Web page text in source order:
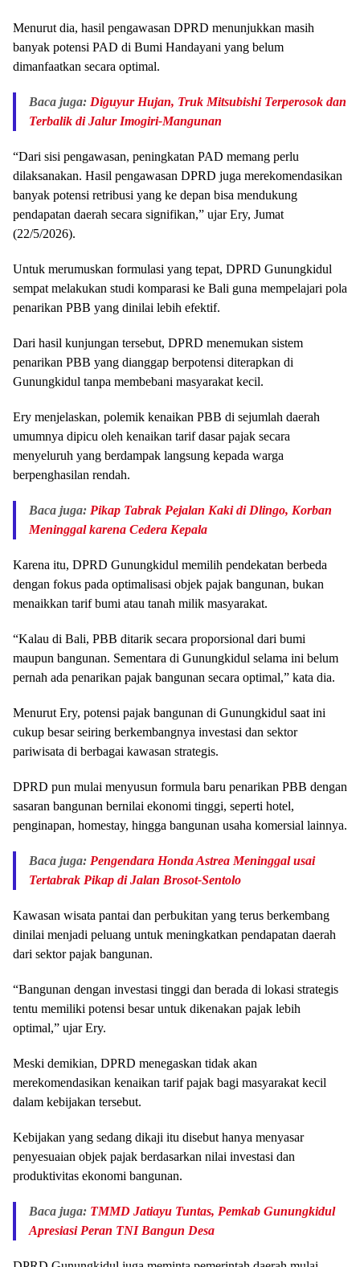
Menurut dia, hasil pengawasan DPRD menunjukkan masih
banyak potensi PAD di Bumi Handayani yang belum
dimanfaatkan secara optimal.
Baca juga: Diguyur Hujan, Truk Mitsubishi Terperosok dan
Terbalik di Jalur Imogiri-Mangunan
“Dari sisi pengawasan, peningkatan PAD memang perlu
dilaksanakan. Hasil pengawasan DPRD juga merekomendasikan
banyak potensi retribusi yang ke depan bisa mendukung
pendapatan daerah secara signifikan,” ujar Ery, Jumat
(22/5/2026).
Untuk merumuskan formulasi yang tepat, DPRD Gunungkidul
sempat melakukan studi komparasi ke Bali guna mempelajari pola
penarikan PBB yang dinilai lebih efektif.
Dari hasil kunjungan tersebut, DPRD menemukan sistem
penarikan PBB yang dianggap berpotensi diterapkan di
Gunungkidul tanpa membebani masyarakat kecil.
Ery menjelaskan, polemik kenaikan PBB di sejumlah daerah
umumnya dipicu oleh kenaikan tarif dasar pajak secara
menyeluruh yang berdampak langsung kepada warga
berpenghasilan rendah.
Baca juga: Pikap Tabrak Pejalan Kaki di Dlingo, Korban
Meninggal karena Cedera Kepala
Karena itu, DPRD Gunungkidul memilih pendekatan berbeda
dengan fokus pada optimalisasi objek pajak bangunan, bukan
menaikkan tarif bumi atau tanah milik masyarakat.
“Kalau di Bali, PBB ditarik secara proporsional dari bumi
maupun bangunan. Sementara di Gunungkidul selama ini belum
pernah ada penarikan pajak bangunan secara optimal,” kata dia.
Menurut Ery, potensi pajak bangunan di Gunungkidul saat ini
cukup besar seiring berkembangnya investasi dan sektor
pariwisata di berbagai kawasan strategis.
DPRD pun mulai menyusun formula baru penarikan PBB dengan
sasaran bangunan bernilai ekonomi tinggi, seperti hotel,
penginapan, homestay, hingga bangunan usaha komersial lainnya.
Baca juga: Pengendara Honda Astrea Meninggal usai
Tertabrak Pikap di Jalan Brosot-Sentolo
Kawasan wisata pantai dan perbukitan yang terus berkembang
dinilai menjadi peluang untuk meningkatkan pendapatan daerah
dari sektor pajak bangunan.
“Bangunan dengan investasi tinggi dan berada di lokasi strategis
tentu memiliki potensi besar untuk dikenakan pajak lebih
optimal,” ujar Ery.
Meski demikian, DPRD menegaskan tidak akan
merekomendasikan kenaikan tarif pajak bagi masyarakat kecil
dalam kebijakan tersebut.
Kebijakan yang sedang dikaji itu disebut hanya menyasar
penyesuaian objek pajak berdasarkan nilai investasi dan
produktivitas ekonomi bangunan.
Baca juga: TMMD Jatiayu Tuntas, Pemkab Gunungkidul
Apresiasi Peran TNI Bangun Desa